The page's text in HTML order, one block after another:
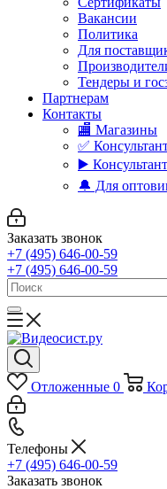
Вакансии
Политика
Для
Тендеры и
Партнерам
Контакты
🏬 Магазины
✅️
▶️
🔔 Для
Заказать звонок
+7 (495) 646-00-59
+7 (495) 646-00-59
Отложенные 0
Телефоны
+7 (495) 646-00-59
Заказать звонок